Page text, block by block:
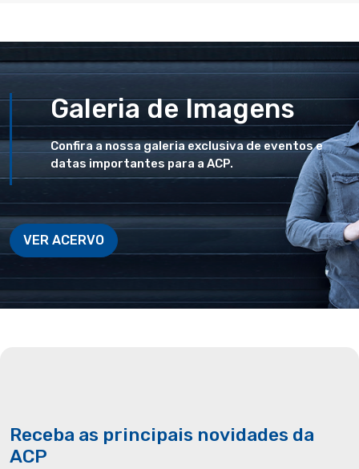
Galeria de Imagens
Confira a nossa galeria exclusiva de eventos e
datas importantes para a ACP.
VER ACERVO
Receba as principais novidades da
ACP